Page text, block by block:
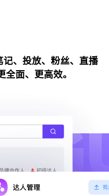
、投放、粉丝、直播
面、更高效。